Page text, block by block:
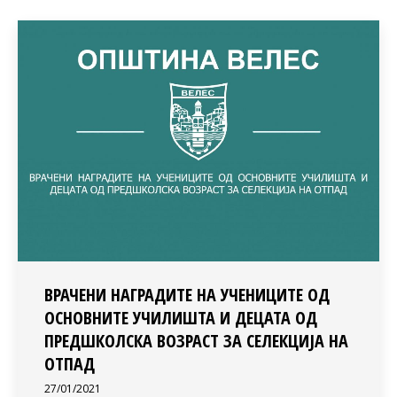
ВРАЧЕНИ НАГРАДИТЕ НА УЧЕНИЦИТЕ ОД
ОСНОВНИТЕ УЧИЛИШТА И ДЕЦАТА ОД
ПРЕДШКОЛСКА ВОЗРАСТ ЗА СЕЛЕКЦИЈА НА
ОТПАД
27/01/2021